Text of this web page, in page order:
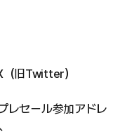
旧Twitter）
レセール参加アドレ